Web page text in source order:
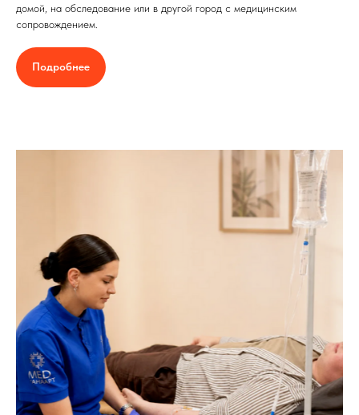
домой, на обследование или в другой город с медицинским
сопровождением.
Подробнее